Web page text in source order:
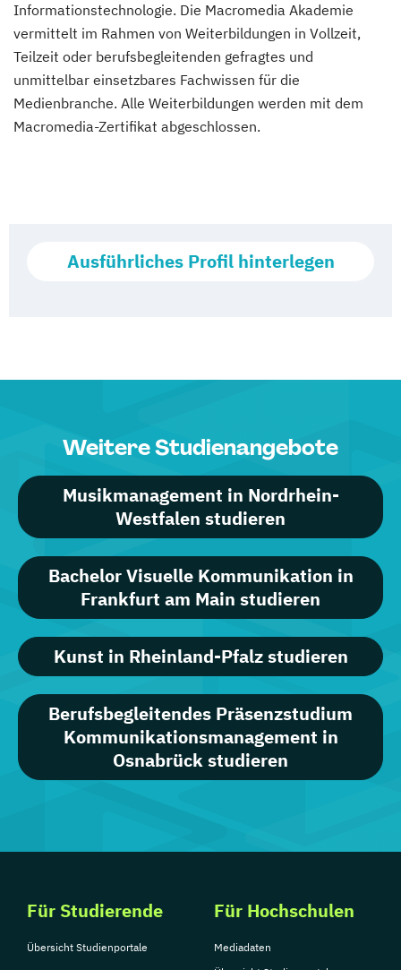
Informationstechnologie. Die Macromedia Akademie
vermittelt im Rahmen von Weiterbildungen in Vollzeit,
Teilzeit oder berufsbegleitenden gefragtes und
unmittelbar einsetzbares Fachwissen für die
Medienbranche. Alle Weiterbildungen werden mit dem
Macromedia-Zertifikat abgeschlossen.
Ausführliches Profil hinterlegen
Weitere Studienangebote
Musikmanagement in Nordrhein-
Westfalen studieren
Bachelor Visuelle Kommunikation in
Frankfurt am Main studieren
Kunst in Rheinland-Pfalz studieren
Berufsbegleitendes Präsenzstudium
Kommunikationsmanagement in
Osnabrück studieren
Für Studierende
Übersicht Studienportale
Für Hochschulen
Mediadaten